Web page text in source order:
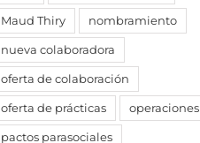
Maud Thiry nombramiento
nueva colaboradora
oferta de colaboración
oferta de prácticas operaciones
pactos parasociales